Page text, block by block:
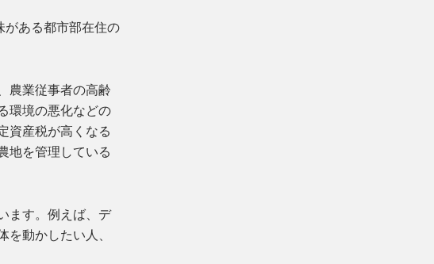
がある都市部在住の
農業従事者の高齢
環境の悪化などの
資産税が高くなる
地を管理している
ます。例えば、デ
動かしたい人、